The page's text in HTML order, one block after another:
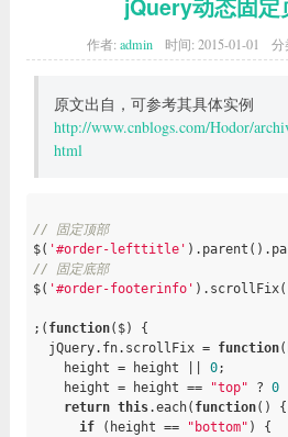
// we have to readjust
window.addEventListener(
adjustHeight(el,
// we adjust height to
adjustHeight(el,
}());
jQuery动态固定
作者: admin 时间: 2015-01-01 分
原文出自，可参考其具体实例
http://www.cnblogs.com/Hodor/
html
// 固定顶部
$( '#order-lefttitle'
// 固定底部
$( '#order-footerinfo' ).scrollFix(
;( function($)
{
  jQuery.fn.scrollFix =
function
    height = height ||
0;
    height = height ==
"top" ? 0 :
return this.each( function()
{
if (height == "bottom" ) {